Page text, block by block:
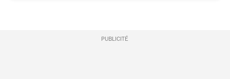
PUBLICITÉ